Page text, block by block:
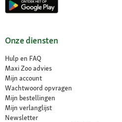
Onze diensten
Hulp en FAQ
Maxi Zoo advies
Mijn account
Wachtwoord opvragen
Mijn bestellingen
Mijn verlanglijst
Newsletter